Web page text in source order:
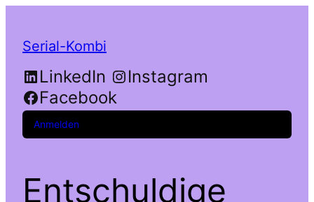
Serial-Kombi
LinkedIn
Instagram
Facebook
Anmelden
Entschuldige